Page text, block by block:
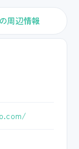
周辺情報